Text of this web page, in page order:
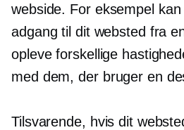
webside. For eksempel
adgang til dit websted fra
opleve forskellige
med dem, der bruger en
Tilsvarende, hvis dit